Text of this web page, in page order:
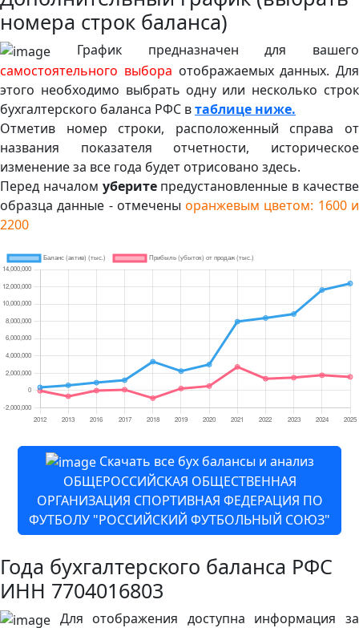
номера строк баланса)
График предназначен для вашего
самостоятельного выбора отображаемых данных. Для
этого необходимо выбрать одну или несколько строк
бухгалтерского баланса РФС втаблице ниже.
Отметив номер строки, расположенный справа от
названия показателя отчетности, историческое
изменение за все года будет отрисовано здесь.
Перед началом уберитепредустановленные в качестве
образца данные - отмеченыоранжевым цветом: 1600 и
2200
Скачать все бух балансы и анализ
ОБЩЕРОССИЙСКАЯ ОБЩЕСТВЕННАЯ
ОРГАНИЗАЦИЯ СПОРТИВНАЯ ФЕДЕРАЦИЯ ПО
ФУТБОЛУ "РОССИЙСКИЙ ФУТБОЛЬНЫЙ СОЮЗ"
Года бухгалтерского баланса РФС
ИНН 7704016803
Для отображения доступна информация за